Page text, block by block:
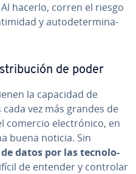
Al hacerlo, corren el riesgo
y au­to­de­te­r­mi­na­
de poder
la capacidad de
vez más grandes de
comercio ele­c­tró­ni­co, en
buena noticia. Sin
datos por las te­c­no­lo­
de entender y controlar